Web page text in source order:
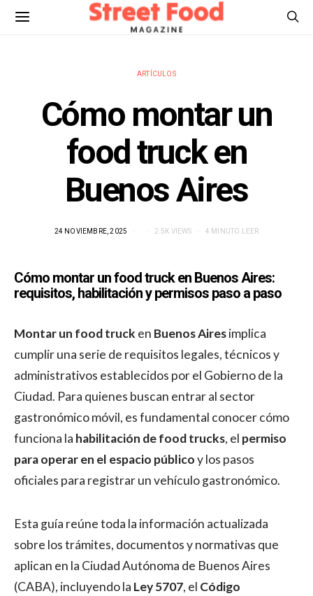
ARTÍCULOS
Cómo montar un
food truck en
Buenos Aires
24 NOVIEMBRE, 2025 2.5K VIEWS 4 MINUTO LEER
Cómo montar un food truck en Buenos Aires:
requisitos, habilitación y permisos paso a paso
Montar un food truck en Buenos Airesimplica
cumplir una serie de requisitos legales, técnicos y
administrativos establecidos por el Gobierno de la
Ciudad. Para quienes buscan entrar al sector
gastronómico móvil, es fundamental conocer cómo
funciona la habilitación de food trucks, el permiso
para operar en el espacio públicoy los pasos
oficiales para registrar un vehículo gastronómico.
Esta guía reúne toda la información actualizada
sobre los trámites, documentos y normativas que
aplican en la Ciudad Autónoma de Buenos Aires
(CABA), incluyendo la Ley 5707, el Código